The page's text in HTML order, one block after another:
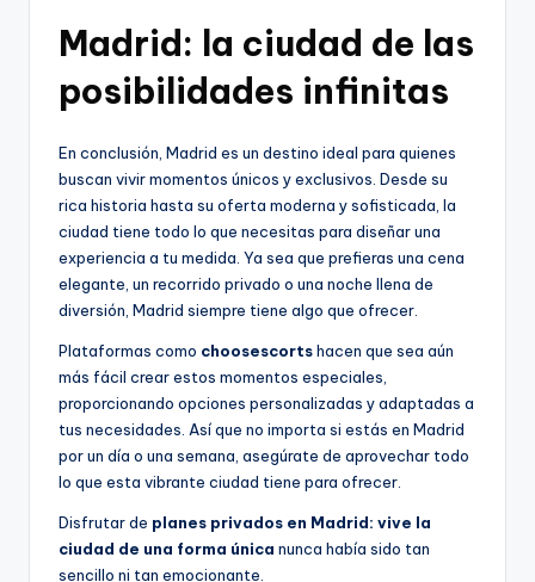
Madrid: la ciudad de las
posibilidades infinitas
En conclusión, Madrid es un destino ideal para quienes
buscan vivir momentos únicos y exclusivos. Desde su
rica historia hasta su oferta moderna y sofisticada, la
ciudad tiene todo lo que necesitas para diseñar una
experiencia a tu medida. Ya sea que prefieras una cena
elegante, un recorrido privado o una noche llena de
diversión, Madrid siempre tiene algo que ofrecer.
Plataformas como choosescortshacen que sea aún
más fácil crear estos momentos especiales,
proporcionando opciones personalizadas y adaptadas a
tus necesidades. Así que no importa si estás en Madrid
por un día o una semana, asegúrate de aprovechar todo
lo que esta vibrante ciudad tiene para ofrecer.
Disfrutar de planes privados en Madrid: vive la
ciudad de una forma única nunca había sido tan
sencillo ni tan emocionante.